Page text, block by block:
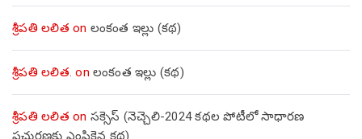
శ్రీపతి లలిత on లంకంత ఇల్లు (కథ)
శ్రీపతి లలిత. on లంకంత ఇల్లు (కథ)
శ్రీపతి లలిత on సక్సెస్ (నెచ్చెలి-2024 కథల పోటీలో సాధారణ
ప్రచురణకు ఎంపికైన కథ)